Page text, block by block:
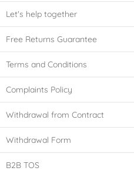
Let's help together
Free Returns Guarantee
Terms and Conditions
Complaints Policy
Withdrawal from Contract
Withdrawal Form
B2B TOS